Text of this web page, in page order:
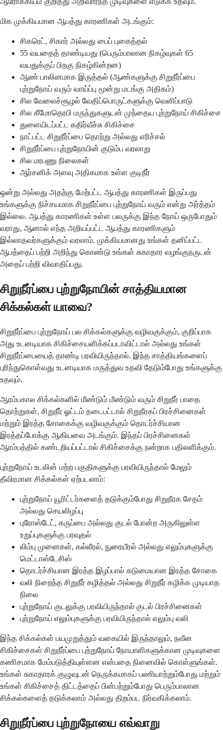
மிக முக்கியமான ஆபத்து காரணிகள் அடங்கும்:
சிகரெட், சிகார் அல்லது பைப் புகைத்தல்
55 வயதைத் தாண்டியது (பெரும்பாலான நிகழ்வுகள் 65
வயதுக்குப் பிறகு நிகழ்கின்றன)
ஆண் பாலினமாக இருத்தல் (ஆண்களுக்கு சிறுநீர்ப்பை
புற்றுநோய் வரும் வாய்ப்பு மூன்று மடங்கு அதிகம்)
சில வேலைச்சூழல் வேதிப்பொருட்களுக்கு வெளிப்பாடு
சில கீமோதெரபி மருந்துகளுடன் முந்தைய புற்றுநோய் சிகிச்சை
துளையிடப்பட்ட கதிர்வீச்சு சிகிச்சை
நாட்பட்ட சிறுநீர்ப்பை தொற்று அல்லது எரிச்சல்
சிறுநீர்ப்பை புற்றுநோயின் குடும்ப வரலாறு
சில மரபணு நிலைகள்
ஆர்சனிக் அளவு அதிகமாக உள்ள குடிநீர்
ஒன்று அல்லது அதற்கு மேற்பட்ட ஆபத்து காரணிகள் இருப்பது
உங்களுக்கு நிச்சயமாக சிறுநீர்ப்பை புற்றுநோய் வரும் என்று அர்த்தம்
இல்லை. ஆபத்து காரணிகள் உள்ள பலருக்கு இந்த நோய் ஒருபோதும்
வராது, ஆனால் எந்த அறியப்பட்ட ஆபத்து காரணிகளும்
இல்லாதவர்களுக்கும் வரலாம். முக்கியமானது உங்கள் தனிப்பட்ட
ஆபத்தைப் பற்றி அறிந்து கொண்டு உங்கள் சுகாதார வழங்குநருடன்
அதைப் பற்றி விவாதிப்பது.
சிறுநீர்ப்பை புற்றுநோயின் சாத்தியமான
சிக்கல்கள் யாவை?
சிறுநீர்ப்பை புற்றுநோய் பல சிக்கல்களுக்கு வழிவகுக்கும், குறிப்பாக
அது உடனடியாக சிகிச்சையளிக்கப்படாவிட்டால் அல்லது உங்கள்
சிறுநீர்ப்பையைத் தாண்டி பரவியிருந்தால். இந்த சாத்தியங்களைப்
புரிந்துகொள்வது உடனடியாக மருத்துவ உதவி தேடும்போது உங்களுக்கு
உதவும்.
ஆரம்பகால சிக்கல்களில் மீண்டும் மீண்டும் வரும் சிறுநீர் பாதை
தொற்றுகள், சிறுநீர் ஓட்டம் தடைபட்டால் சிறுநீரகப் பிரச்சினைகள்
மற்றும் இரத்த சோகைக்கு வழிவகுக்கும் தொடர்ச்சியான
இரத்தப்போக்கு ஆகியவை அடங்கும். இந்தப் பிரச்சினைகள்
ஆரம்பத்தில் கண்டறியப்பட்டால் சிகிச்சைக்கு நன்றாக பதிலளிக்கும்.
புற்றுநோய் உடலின் மற்ற பகுதிகளுக்கு பரவியிருந்தால் மேலும்
தீவிரமான சிக்கல்கள் ஏற்படலாம்:
புற்றுநோய் யூரிட்டர்களைத் தடுக்கும்போது சிறுநீரக சேதம்
அல்லது செயலிழப்பு
புரோஸ்டேட், கருப்பை அல்லது குடல் போன்ற அருகிலுள்ள
உறுப்புகளுக்கு பரவுதல்
லிம்பு முனைகள், கல்லீரல், நுரையீரல் அல்லது எலும்புகளுக்கு
மெட்டாஸ்டேசிஸ்
தொடர்ச்சியான இரத்த இழப்பால் கடுமையான இரத்த சோகை
வலி நிறைந்த சிறுநீர் கழித்தல் அல்லது சிறுநீர் கழிக்க முடியாத
நிலை
புற்றுநோய் குடலுக்கு பரவியிருந்தால் குடல் பிரச்சினைகள்
புற்றுநோய் எலும்புகளுக்கு பரவியிருந்தால் எலும்பு வலி
இந்த சிக்கல்கள் பயமுறுத்தும் வகையில் இருந்தாலும், நவீன
சிகிச்சைகள் சிறுநீர்ப்பை புற்றுநோய் நோயாளிகளுக்கான முடிவுகளை
கணிசமாக மேம்படுத்தியுள்ளன என்பதை நினைவில் கொள்ளுங்கள்.
உங்கள் சுகாதாரக் குழுவுடன் நெருக்கமாகப் பணியாற்றும்போது மற்றும்
உங்கள் சிகிச்சைத் திட்டத்தைப் பின்பற்றும்போது பெரும்பாலான
சிக்கல்களைத் தடுக்கலாம் அல்லது திறம்பட நிர்வகிக்கலாம்.
சிறுநீர்ப்பை புற்றுநோயை எவ்வாறு